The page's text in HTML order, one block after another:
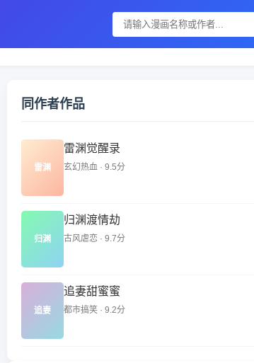
同作者作品
雷渊
雷渊觉醒录
玄幻热血 · 9.5分
归渊
归渊渡情劫
古风虐恋 · 9.7分
追妻
追妻甜蜜蜜
都市搞笑 · 9.2分